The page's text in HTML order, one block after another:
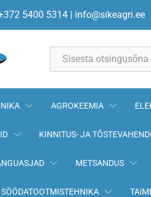
5400 5314 | info@sikeagri.ee
AGROKEEMIA
KINNITUS- JA
METSANDUS
SÖÖDATOOTMISTEHNIKA
0000408522 CLAAS